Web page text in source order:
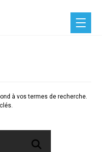
à vos termes de recherche.